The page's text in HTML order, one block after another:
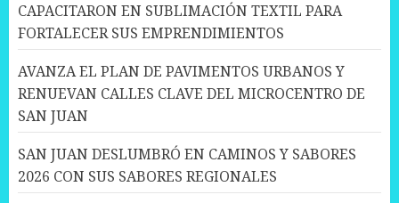
CAPACITARON EN SUBLIMACIÓN TEXTIL PARA
FORTALECER SUS EMPRENDIMIENTOS
AVANZA EL PLAN DE PAVIMENTOS URBANOS Y
RENUEVAN CALLES CLAVE DEL MICROCENTRO DE
SAN JUAN
SAN JUAN DESLUMBRÓ EN CAMINOS Y SABORES
2026 CON SUS SABORES REGIONALES